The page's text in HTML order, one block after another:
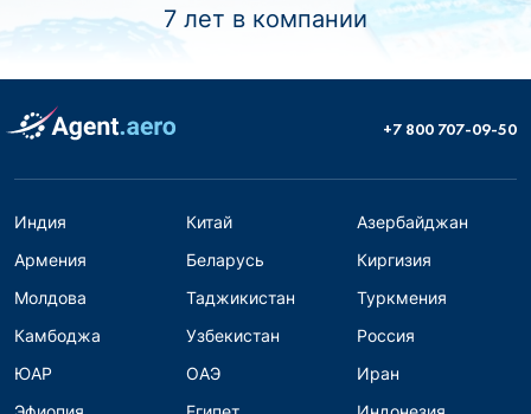
7 лет в компании
+7 800 707-09-50
Индия Китай
Азербайджан
Армения
Беларусь
Киргизия
Молдова
Таджикистан
Туркмения
Камбоджа
Узбекистан
Россия
ЮАР
ОАЭ
Иран